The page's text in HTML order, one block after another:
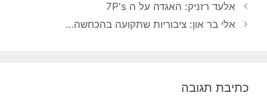
אלעד רזניק: האגדה על ה 7P's
אלי בר און: ציבוריות שתקועה בהכחשה…
כתיבת תגובה